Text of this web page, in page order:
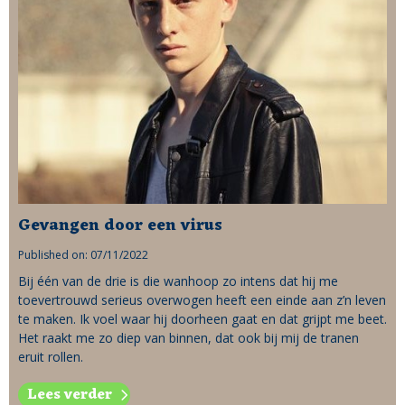
Gevangen door een virus
Published on: 07/11/2022
Bij één van de drie is die wanhoop zo intens dat hij me
toevertrouwd serieus overwogen heeft een einde aan z’n leven
te maken. Ik voel waar hij doorheen gaat en dat grijpt me beet.
Het raakt me zo diep van binnen, dat ook bij mij de tranen
eruit rollen.
Lees verder